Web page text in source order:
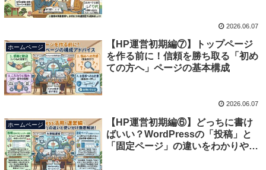
2026.06.07
ホームページ
【HP運営初期編⑦】トップページ
を作る前に！信頼を勝ち取る「初め
ての方へ」ページの基本構成
2026.06.07
ホームページ
【HP運営初期編⑥】どっちに書け
ばいい？WordPressの「投稿」と
「固定ページ」の違いをわかりやす